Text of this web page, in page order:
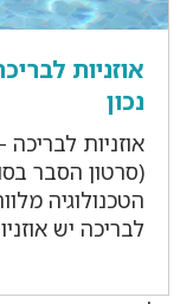
אוזניות
נכון
אוזניות
(סרטון הסבר
הטכנולוגיה
לבריכה יש